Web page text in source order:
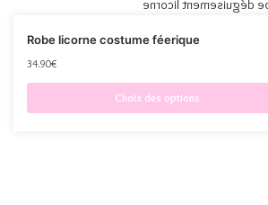
Robe licorne costume féerique
34.90€
Choix des options